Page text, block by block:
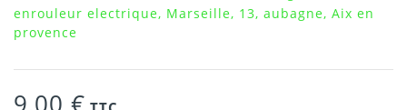
enrouleur electrique, Marseille, 13, aubagne, Aix en
provence